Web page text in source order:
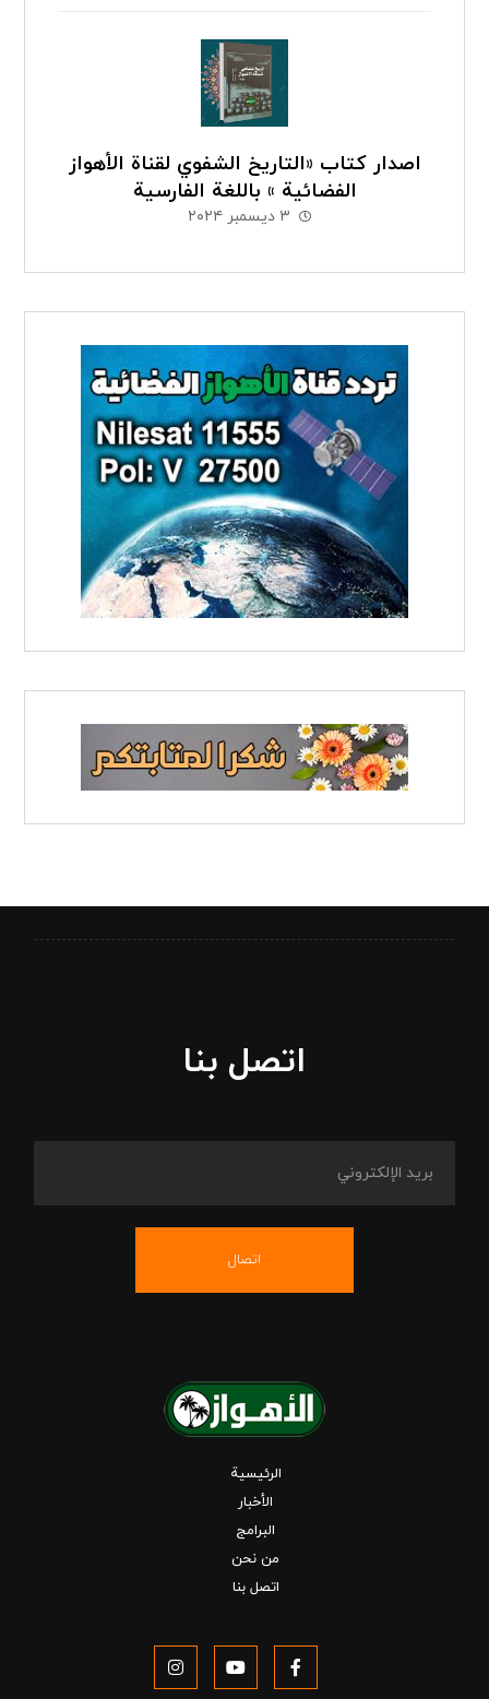
اصدار كتاب «التاريخ الشفوي لقناة الأهواز
الفضائیة » باللغة الفارسية
٣ ديسمبر ٢٠٢٤
اتصل بنا
اتصال
الرئيسية
الأخبار
البرامج
من نحن
اتصل بنا